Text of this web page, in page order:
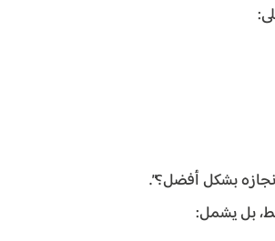
بشكل أفضل؟”.
بل يشمل: